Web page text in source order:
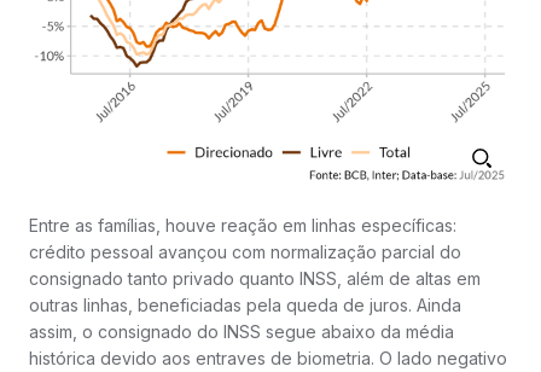
Entre as famílias, houve reação em linhas específicas:
crédito pessoal avançou com normalização parcial do
consignado tanto privado quanto INSS, além de altas em
outras linhas, beneficiadas pela queda de juros. Ainda
assim, o consignado do INSS segue abaixo da média
histórica devido aos entraves de biometria. O lado negativo